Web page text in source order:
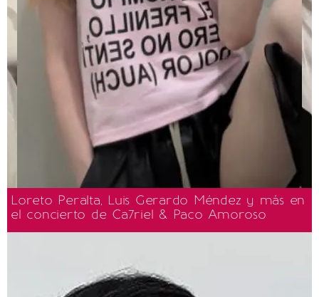
Loreto Peralta, Luis Gerardo Méndez y más en
el concierto de Ca7riel & Paco Amoroso